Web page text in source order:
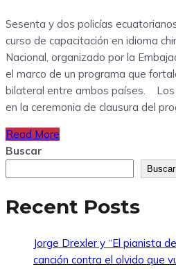
Sesenta y dos policías
curso de capacitación en idioma
Nacional, organizado por la
el marco de un programa que
bilateral entre ambos países. Los
en la ceremonia de clausura del
Read More
Buscar
Buscar
Recent Posts
Jorge Drexler y “El pianista
canción contra el olvido que